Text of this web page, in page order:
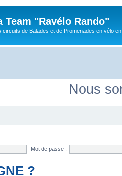
Team "Ravélo Rando"
circuits de Balades et de Promenades en vélo
Nous
Mot de passe :
?